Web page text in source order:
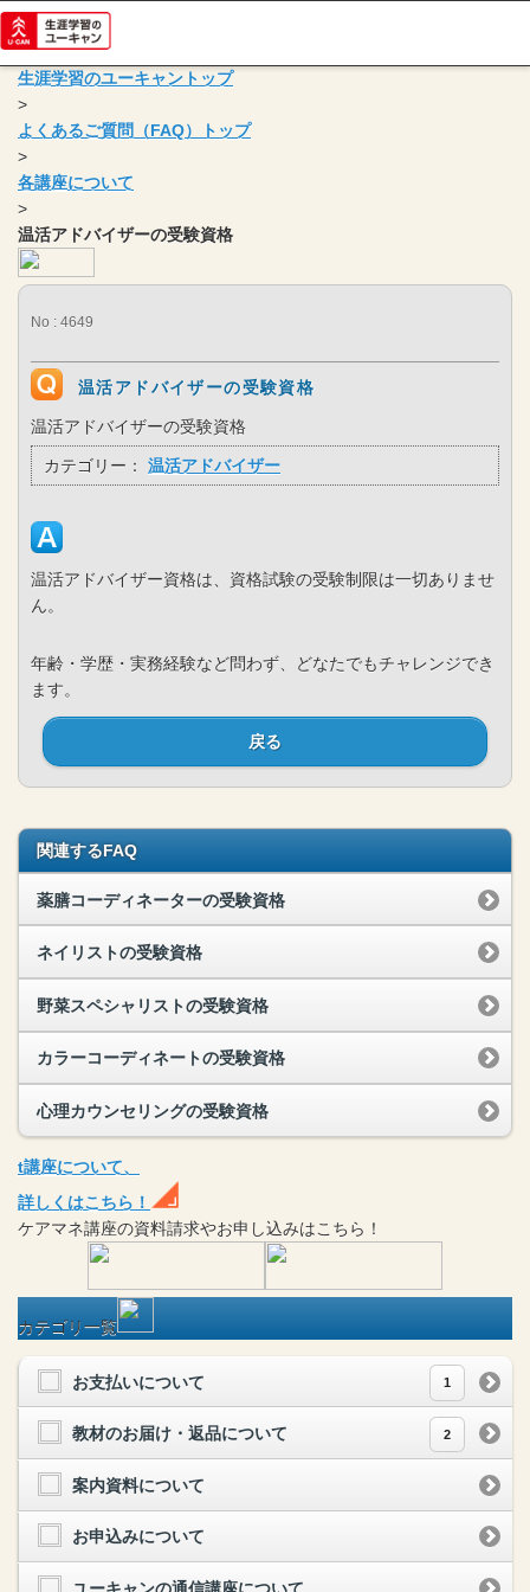
生涯学習のユーキャントップ
>
よくあるご質問（FAQ）トップ
>
各講座について
>
温活アドバイザーの受験資格
No : 4649
温活アドバイザーの受験資格
温活アドバイザーの受験資格
カテゴリー： 温活アドバイザー
温活アドバイザー資格は、資格試験の受験制限は一切ありませ
ん。
年齢・学歴・実務経験など問わず、どなたでもチャレンジでき
ます。
戻る
関連するFAQ
薬膳コーディネーターの受験資格
ネイリストの受験資格
野菜スペシャリストの受験資格
カラーコーディネートの受験資格
心理カウンセリングの受験資格
t講座について、
詳しくはこちら！
ケアマネ講座の資料請求やお申し込みはこちら！
カテゴリ一覧
お支払いについて 1
教材のお届け・返品について 2
案内資料について
お申込みについて